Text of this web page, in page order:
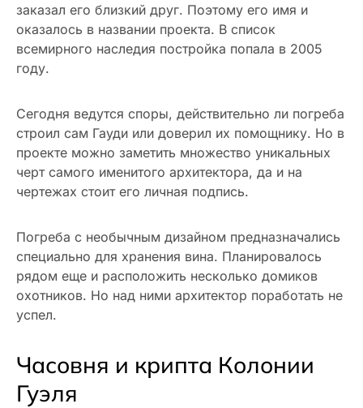
заказал его близкий друг. Поэтому его имя и
оказалось в названии проекта. В список
всемирного наследия постройка попала в 2005
году.
Сегодня ведутся споры, действительно ли погреба
строил сам Гауди или доверил их помощнику. Но в
проекте можно заметить множество уникальных
черт самого именитого архитектора, да и на
чертежах стоит его личная подпись.
Погреба с необычным дизайном предназначались
специально для хранения вина. Планировалось
рядом еще и расположить несколько домиков
охотников. Но над ними архитектор поработать не
успел.
Часовня и крипта Колонии
Гуэля